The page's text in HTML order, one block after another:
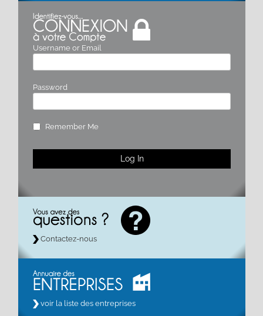
Username or Email
Password
Remember Me
Contactez-nous
voir la liste des entreprises